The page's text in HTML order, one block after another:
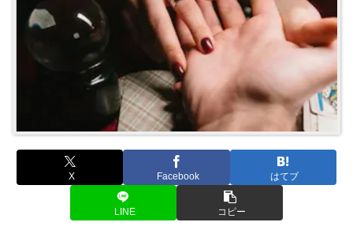
X Facebook はてブ
LINE コピー